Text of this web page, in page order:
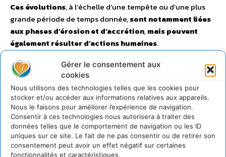
Gérer le consentement aux
cookies
Nous utilisons des technologies telles que les cookies pour
stocker et/ou accéder aux informations relatives aux appareils.
Nous le faisons pour améliorer l’expérience de navigation.
Consentir à ces technologies nous autorisera à traiter des
données telles que le comportement de navigation ou les ID
uniques sur ce site. Le fait de ne pas consentir ou de retirer son
consentement peut avoir un effet négatif sur certaines
fonctionnalités et caractéristiques.
Ces évolutions, à l’échelle d’une tempête ou d’une plus
grande période de temps donnée,sont notamment liées
aux phases d’érosion et d’accrétion,mais peuvent
également résulter d’actions humaines.
L’évaluation des évolutions des cordons est multi-
factorielle et parfois difficile à prévoir
. Elle nécessite
le croisement d’un certain nombre de données, tant
relatives aux caractéristiques des cordons et des plages,
qu’aux sollicitations auxquelles ils sont soumis (vagues,
vents, niveaux marins, courants…).